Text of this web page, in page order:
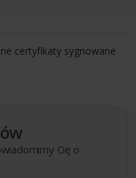
certyfikaty sygnowane
Cię o